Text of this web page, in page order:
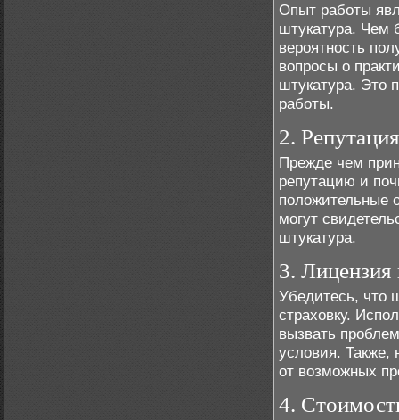
Опыт работы
штукатура. Чем
вероятность
вопросы о
штукатура. Это
работы.
2.
Прежде чем
репутацию и
положительные
могут
штукатура.
3. Лицензия
Убедитесь, что
страховку.
вызвать
условия. Также,
от возможных
4.